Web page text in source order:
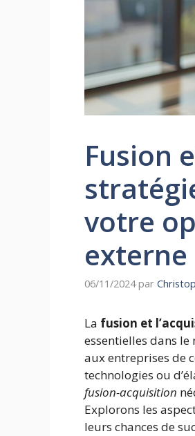
Fusion
votre
externe
06/11/2024 par
La fusion et
essentielles dans
aux entreprises de
technologies ou
fusion-acquisition
Explorons les
leurs chances de